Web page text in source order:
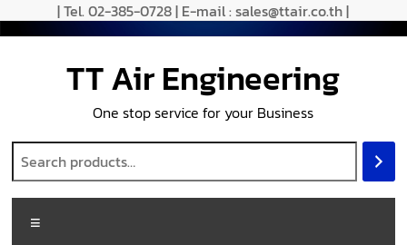
| Tel. 02-385-0728 | E-mail : sales@ttair.co.th |
TT Air Engineering
One stop service for your Business